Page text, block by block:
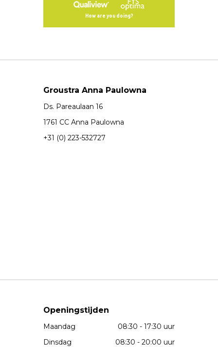
Groustra Anna Paulowna
Ds. Pareaulaan 16
1761 CC Anna Paulowna
+31 (0) 223-532727
Openingstijden
Maandag
08:30 - 17:30 uur
Dinsdag
08:30 - 20:00 uur